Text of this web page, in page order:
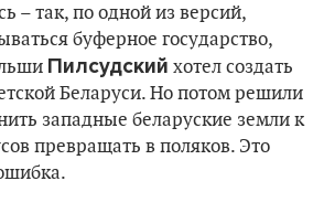
– так, по одной из версий,
буферное государство,
Пилсудский хотел создать
Беларуси. Но потом решили
западные беларуские земли к
превращать в поляков. Это